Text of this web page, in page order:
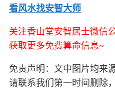
看风水找安智大师
关注香山堂安智居士微信
获取更多免费算命信息~
免责声明：文中图片均来
请联系我们第一时间删除